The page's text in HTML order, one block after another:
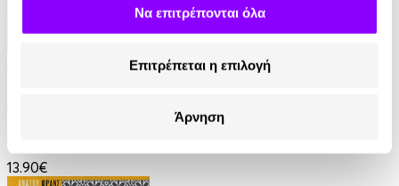
Να επιτρέπονται όλα
Επιτρέπεται η επιλογή
Άρνηση
• 1 Credit
13.90€